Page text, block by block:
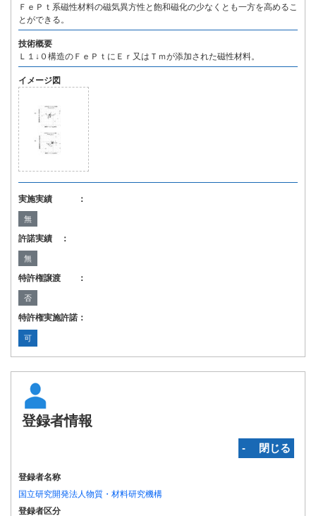
ＦｅＰｔ系磁性材料の磁気異方性と飽和磁化の少なくとも一方を高めるこ
とができる。
技術概要
Ｌ１↓０構造のＦｅＰｔにＥｒ又はＴｍが添加された磁性材料。
イメージ図
実施実績 ：
無
許諾実績 ：
無
特許権譲渡 ：
否
特許権実施許諾：
可
登録者情報
‐ 閉じる
登録者名称
国立研究開発法人物質・材料研究機構
登録者区分